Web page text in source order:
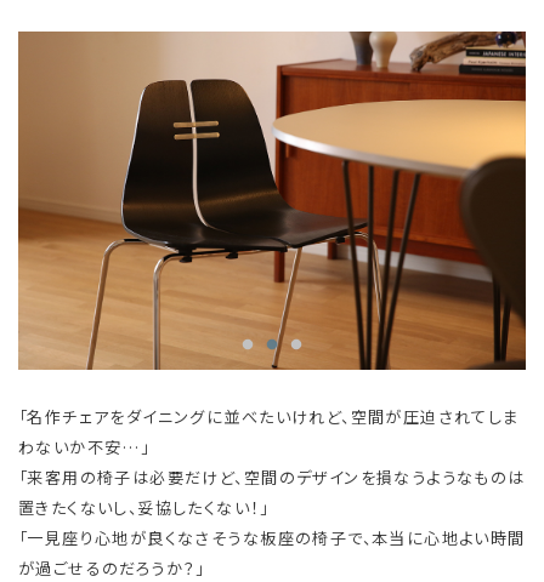
「名作チェアをダイニングに並べたいけれど、空間が圧迫されてしま
わないか不安…」
「来客用の椅子は必要だけど、空間のデザインを損なうようなものは
置きたくないし、妥協したくない！」
「一見座り心地が良くなさそうな板座の椅子で、本当に心地よい時間
が過ごせるのだろうか？」